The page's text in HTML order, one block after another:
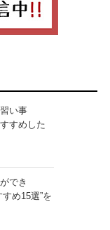
い事
すめした
でき
め15選”を